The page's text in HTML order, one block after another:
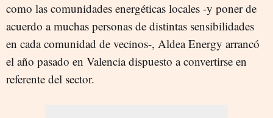
como las comunidades energéticas locales -y poner de
acuerdo a muchas personas de distintas sensibilidades
en cada comunidad de vecinos-, Aldea Energy arrancó
el año pasado en Valencia dispuesto a convertirse en
referente del sector.